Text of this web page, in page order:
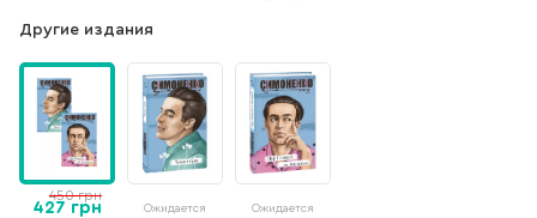
Другие издания
427 грн
450 грн
Ожидается Ожидается